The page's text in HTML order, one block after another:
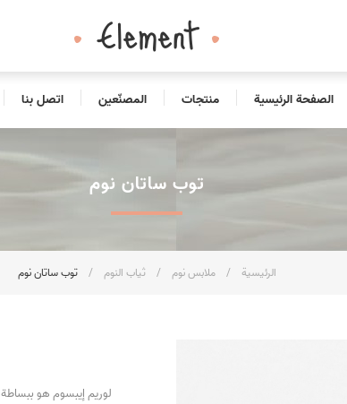
الصفحة الرئيسية منتجات المصنّعين اتصل بنا
الرئيسية / ملابس نوم / ثياب النوم / توب ساتان نوم
توب ساتان نوم
لوريم إيبسوم هو